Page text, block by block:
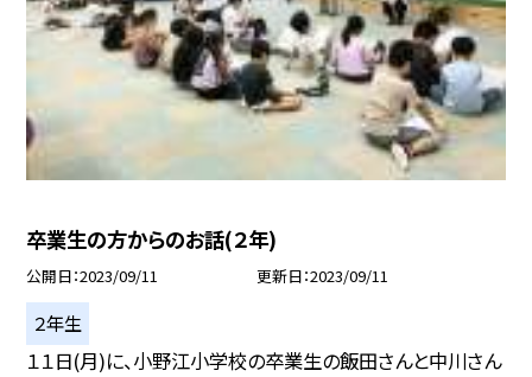
卒業生の方からのお話(２年)
公開日 2023/09/11 更新日 2023/09/11
２年生
１１日(月)に、小野江小学校の卒業生の飯田さんと中川さん